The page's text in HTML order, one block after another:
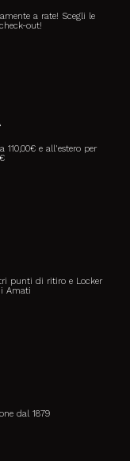
a rate! Scegli le
out!
e all'estero per
punti di ritiro e Locker
Amati
dal 1879